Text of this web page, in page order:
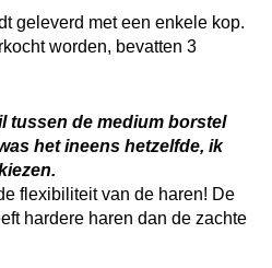
geleverd met een enkele kop.
worden, bevatten 3
tussen de medium borstel
het ineens hetzelfde, ik
flexibiliteit van de haren! De
hardere haren dan de zachte